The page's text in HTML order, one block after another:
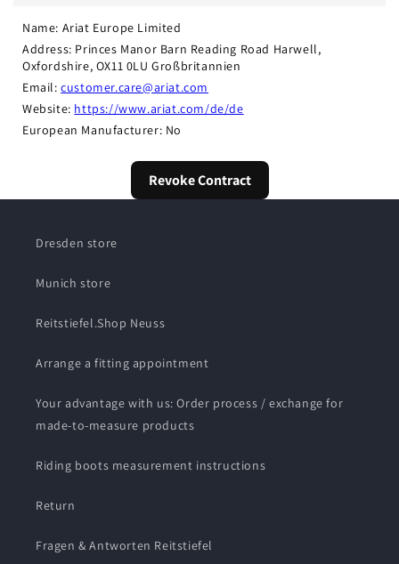
Name: Ariat Europe Limited
Address: Princes Manor Barn Reading Road Harwell,
Oxfordshire, OX11 0LU Großbritannien
Email: customer.care@ariat.com
Website: https://www.ariat.com/de/de
European Manufacturer: No
Revoke Contract
Dresden store
Munich store
Reitstiefel.Shop Neuss
Arrange a fitting appointment
Your advantage with us: Order process / exchange for
made-to-measure products
Riding boots measurement instructions
Return
Fragen & Antworten Reitstiefel